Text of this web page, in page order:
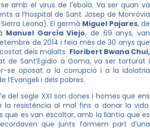
amb el virus de l’ebola. Va ser quan va
a l’hospital de Sant Josep de Monròvia
Leona). El germà Miguel Pajares, de
Manuel García Viejo, de 69 anys, van
de 2014 i feia més de 30 anys que
dels malalts. Floribert Bwana Chui,
de Sant’Egidio a Goma, va ser torturat i
se oposat a la corrupció i a la idolatria
l’Evangeli i dels pobres.
del segle XXI son dones i homes que ens
resistència al mal fins a donar la vida.
que es van escoltar, amb la llàntia que es
que junts formem part d’una